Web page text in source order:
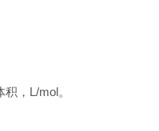
，L/mol。